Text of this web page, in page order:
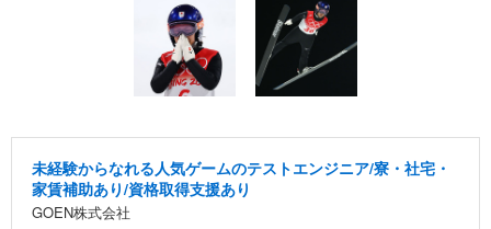
未経験からなれる人気ゲームのテストエンジニア/寮・社宅・
家賃補助あり/資格取得支援あり
GOEN株式会社